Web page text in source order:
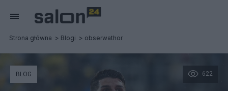
Strona główna Blogi obserwathor
622
BLOG